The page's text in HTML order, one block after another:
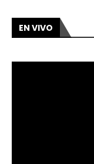
EN VIVO